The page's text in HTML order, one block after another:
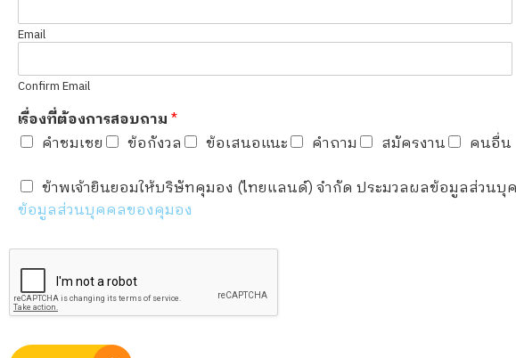
Email
Confirm Email
เรื่องที่ต้องการสอบถาม*
คำชมเชย
ข้อกังวล ข้อเสนอแนะ คำถาม สมัครงาน
คนอื่น
ข้าพเจ้ายินยอมให้บริษัทคุมอง (ไทยแลนด์) จำกัด ประมวลผลข้อมูลส่วนบุ
ข้อมูลส่วนบุคคลของคุมอง